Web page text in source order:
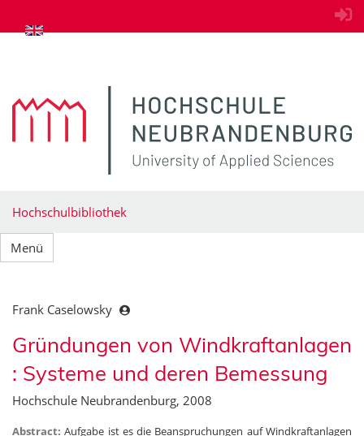
zum Inhalt springen
Hochschulbibliothek
Menü
Frank Caselowsky
Gründungen von Windkraftanlagen
: Systeme und deren Bemessung
Hochschule Neubrandenburg, 2008
Abstract:Aufgabe ist es die Beanspruchungen auf Windkraftanlagen